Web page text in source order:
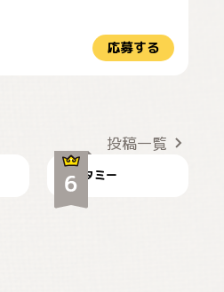
応募する
投稿一覧
タミー